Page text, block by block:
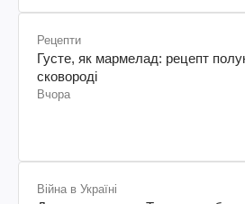
Рецепти
Густе, як мармелад: рецепт
сковороді
Вчора
Війна в Україні